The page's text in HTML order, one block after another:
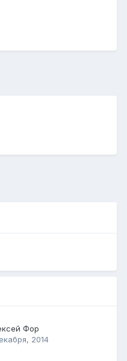
Фор
2014